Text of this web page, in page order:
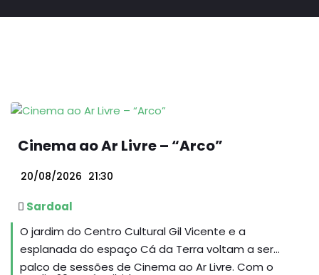
Cinema ao Ar Livre – “Arco”
20/08/2026 21:30
Sardoal
O jardim do Centro Cultural Gil Vicente e a
esplanada do espaço Cá da Terra voltam a ser
palco de sessões de Cinema ao Ar Livre. Com o